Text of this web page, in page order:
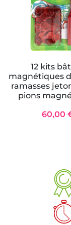
12 kits
magnétiques
ramasses
pions
60,00